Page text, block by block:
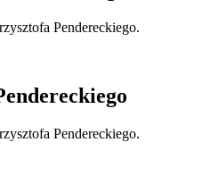
Pendereckiego.
Pendereckiego.